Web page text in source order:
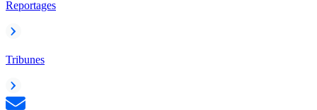
Reportages
Tribunes